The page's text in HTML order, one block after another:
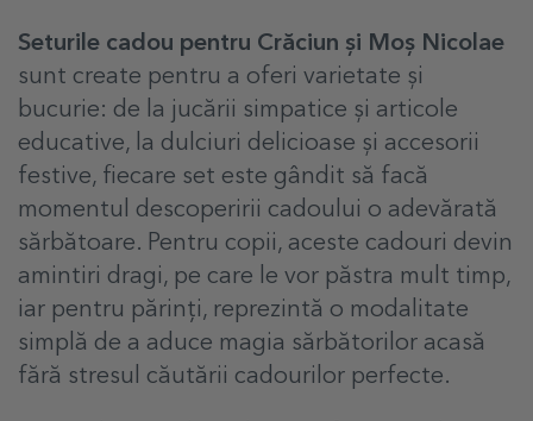
Seturile cadou pentru Crăciun și Moș Nicolae
sunt create pentru a oferi varietate și
bucurie: de la jucării simpatice și articole
educative, la dulciuri delicioase și accesorii
festive, fiecare set este gândit să facă
momentul descoperirii cadoului o adevărată
sărbătoare. Pentru copii, aceste cadouri devin
amintiri dragi, pe care le vor păstra mult timp,
iar pentru părinți, reprezintă o modalitate
simplă de a aduce magia sărbătorilor acasă
fără stresul căutării cadourilor perfecte.